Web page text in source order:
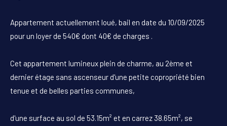
Appartement actuellement loué, bail en date du 10/09/2025
pour un loyer de 540€ dont 40€ de charges .
Cet appartement lumineux plein de charme, au 2ème et
dernier étage sans ascenseur d'une petite copropriété bien
tenue et de belles parties communes,
d'une surface au sol de 53.15m² et en carrez 38.65m², se